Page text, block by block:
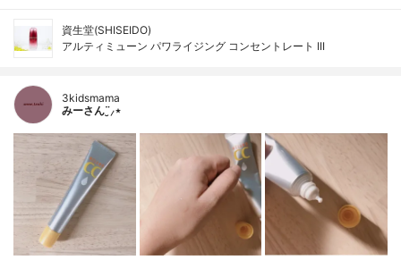
資生堂(SHISEIDO)
アルティミューン パワライジング コンセントレート III
3kidsmama
みーさん¨̮⸝⋆